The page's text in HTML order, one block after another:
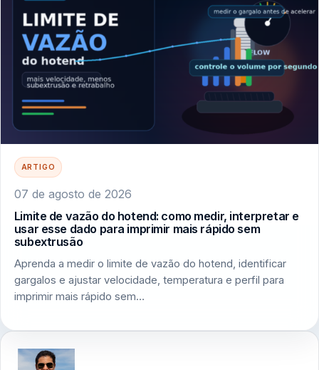
ARTIGO
07 de agosto de 2026
Limite de vazão do hotend: como medir, interpretar e
usar esse dado para imprimir mais rápido sem
subextrusão
Aprenda a medir o limite de vazão do hotend, identificar
gargalos e ajustar velocidade, temperatura e perfil para
imprimir mais rápido sem…